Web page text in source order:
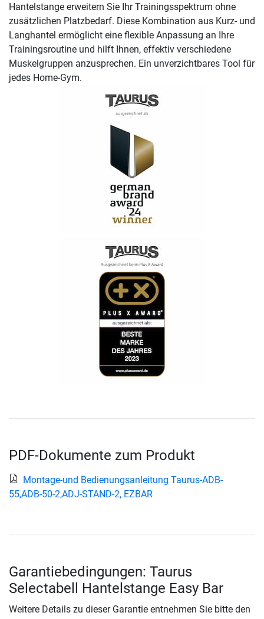
Hantelstange erweitern Sie Ihr Trainingsspektrum ohne
zusätzlichen Platzbedarf. Diese Kombination aus Kurz- und
Langhantel ermöglicht eine flexible Anpassung an Ihre
Trainingsroutine und hilft Ihnen, effektiv verschiedene
Muskelgruppen anzusprechen. Ein unverzichtbares Tool für
jedes Home-Gym.
PDF-Dokumente zum Produkt
Montage-und Bedienungsanleitung Taurus-ADB-
55,ADB-50-2,ADJ-STAND-2, EZBAR
Garantiebedingungen: Taurus
Selectabell Hantelstange Easy Bar
Weitere Details zu dieser Garantie entnehmen Sie bitte den